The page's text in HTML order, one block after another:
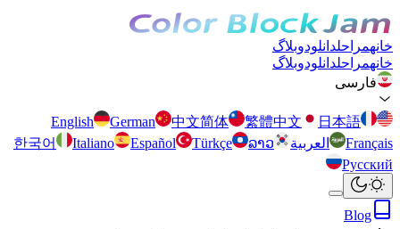
خانهمراحلدانلودوبلاگ
خانهمراحلدانلودوبلاگ
فارسی
English German 中文简体 繁體中文
日本語
Français
العربية 한국어 Italiano Español Türkçe
ລາວ
Русский
Blog